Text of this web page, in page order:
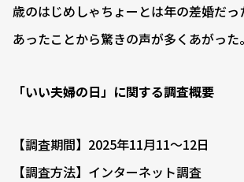
歳のはじめしゃちょーとは年の差婚だ
あったことから驚きの声が多くあがった。
「いい夫婦の日」に関する調査概要
【調査期間】2025年11月11～12日
【調査方法】インターネット調査